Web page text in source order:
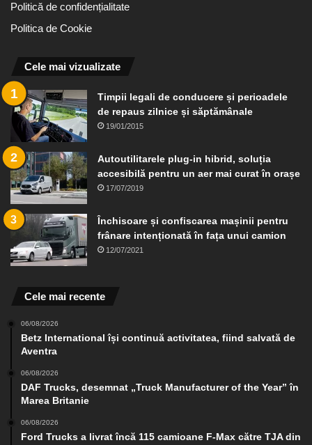
Politică de confidențialitate
Politica de Cookie
Cele mai vizualizate
Timpii legali de conducere și perioadele
de repaus zilnice și săptămânale
19/01/2015
Autoutilitarele plug-in hibrid, soluția
accesibilă pentru un aer mai curat în orașe
17/07/2019
Închisoare și confiscarea mașinii pentru
frânare intenționată în fața unui camion
12/07/2021
Cele mai recente
06/08/2026
Betz International își continuă activitatea, fiind salvată de
Aventra
06/08/2026
DAF Trucks, desemnat „Truck Manufacturer of the Year” în
Marea Britanie
06/08/2026
Ford Trucks a livrat încă 115 camioane F-Max către TJA din